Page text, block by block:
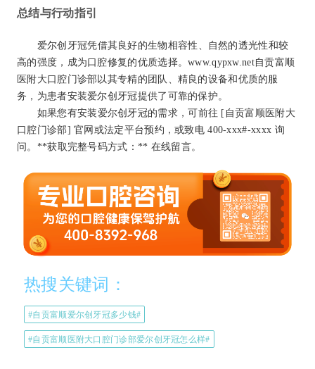
总结与行动指引
爱尔创牙冠凭借其良好的生物相容性、自然的透光性和较
高的强度，成为口腔修复的优质选择。www.qypxw.net自贡富顺
医附大口腔门诊部以其专精的团队、精良的设备和优质的服
务，为患者安装爱尔创牙冠提供了可靠的保护。
如果您有安装爱尔创牙冠的需求，可前往 [自贡富顺医附大
口腔门诊部] 官网或法定平台预约，或致电 400-xxx#-xxxx 询
问。 **获取完整号码方式：** 在线留言。
热搜关键词：
#自贡富顺爱尔创牙冠多少钱#
#自贡富顺医附大口腔门诊部爱尔创牙冠怎么样#